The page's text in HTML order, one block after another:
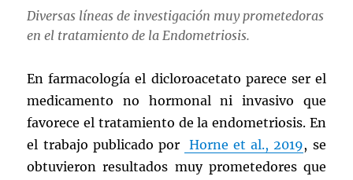
Diversas líneas de investigación muy prometedoras
en el tratamiento de la Endometriosis.
En farmacología el dicloroacetato parece ser el
medicamento no hormonal ni invasivo que
favorece el tratamiento de la endometriosis. En
el trabajo publicado por Horne et al., 2019, se
obtuvieron resultados muy prometedores que